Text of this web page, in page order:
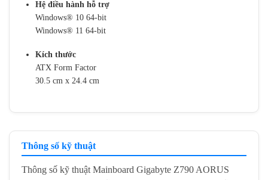
Hệ điều hành hỗ trợ
Windows® 10 64‑bit
Windows® 11 64‑bit
Kích thước
ATX Form Factor
30.5 cm x 24.4 cm
Thông số kỹ thuật
Thông số kỹ thuật Mainboard Gigabyte Z790 AORUS